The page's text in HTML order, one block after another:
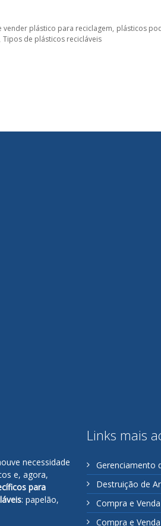
vender plástico para reciclagem plásticos
Tipos de plásticos recicláveis
necessidade
e, agora,
para
: papelão,
Links mais
Gerenciamento
Destruição de
Compra e
Compra e